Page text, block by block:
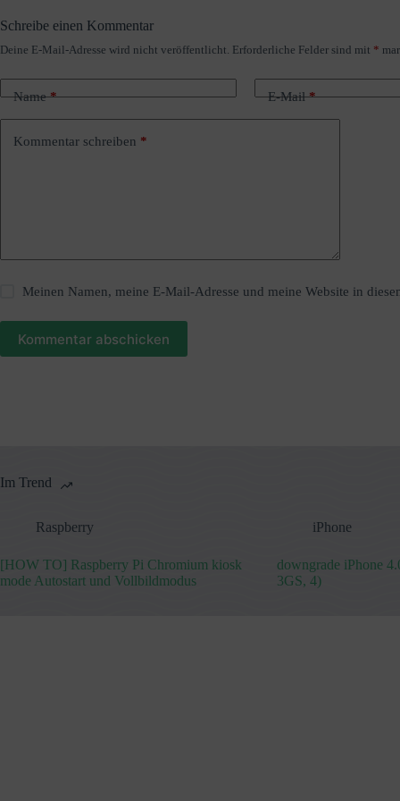
Schreibe einen Kommentar
Deine E-Mail-Adresse wird nicht veröffentlicht. Erforderliche Felder sind mit *
Name* E-Mail*
Kommentar schreiben *
Meinen Namen, meine E-Mail-Adresse und meine Website in
Kommentar abschicken
A
t
e
r
Im Trend
Raspberry
[HOW TO] Raspberry Pi Chromium kiosk
mode Autostart und Vollbildmodus
iPhone
downgrade iPhone
3GS, 4)